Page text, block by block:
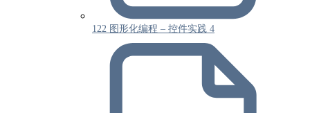
122 图形化编程 – 控件实践 4